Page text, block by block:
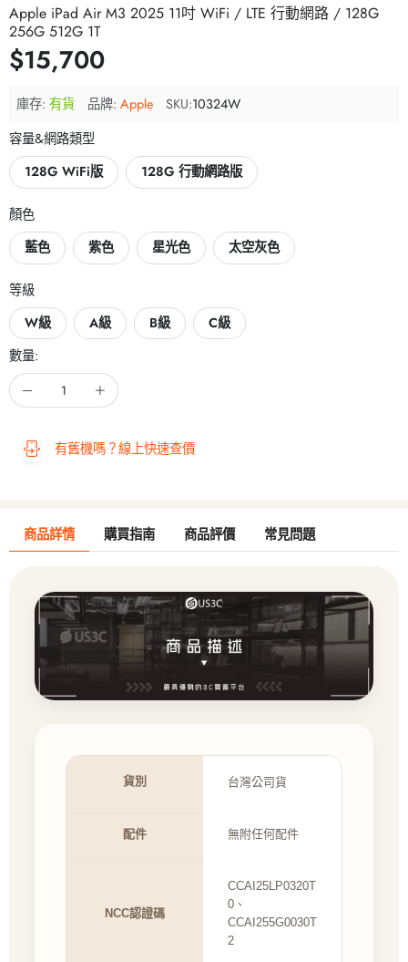
Apple iPad Air M3 2025 11吋 WiFi / LTE 行動網路 / 128G
256G 512G 1T
$15,700
庫存: 有貨 品牌: Apple SKU:10324W
容量&網路類型
128G WiFi版
128G 行動網路版
顏色
藍色
紫色 星光色 太空灰色
等級
W級
A級 B級
C級
數量:
有舊機嗎？線上快速查價
商品詳情 購買指南 商品評價 常見問題
貨別 台灣公司貨
配件 無附任何配件
NCC認證碼
CCAI25LP0320T
0、
CCAI255G0030T
2